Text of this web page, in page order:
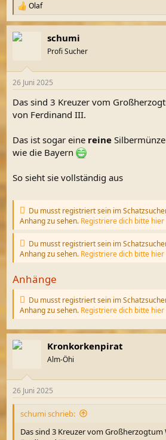
R
e
a
k
e
:
Olaf
schumi
Profi Sucher
26 Juni 2025
Das sind 3 Kreuzer vom
von Ferdinand III.
Das ist sogar eine reine
wie die Bayern
So sieht sie vollständig aus
Du musst registriert sein im
Anhang zu sehen. Registriere dich bitte hier
Du musst registriert sein im
Anhang zu sehen. Registriere dich bitte hier
Anhänge
Du musst registriert sein im
Anhang zu sehen. Registriere dich bitte hier
Kronkorkenpirat
Alm-Öhi
26 Juni 2025
schumi schrieb:
Das sind 3 Kreuzer vom